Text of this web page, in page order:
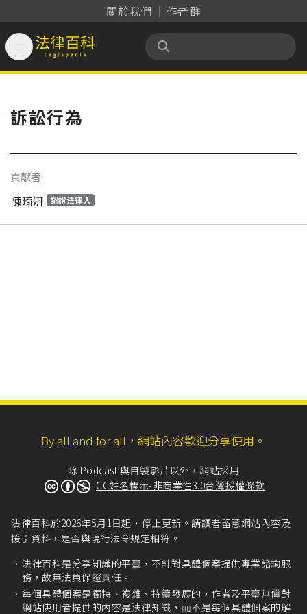
關於我們 作者群
法律百科 Legispedia
訴訟行為
貢獻者:
陳琦姸 認證法律人
By all and for all，網站內容歡迎分享使用。
除 Podcast 與自製影片以外，網站採用
CC姓名標示-非商業性3.0台灣授權條款
法律百科於2026年5月1日起，停止更新。請讀者留意網站內容及
援引資料，是否與現行法令規定相符。
法律百科是分享知識的平臺，不針對具體個案提供專業諮詢服
務，故無法負保證責任。
每個具體個案是獨特、複雜、持續發展的，作者及平臺無償對
網站使用者提供的內容是法律知識，而不是每個具體個案的解